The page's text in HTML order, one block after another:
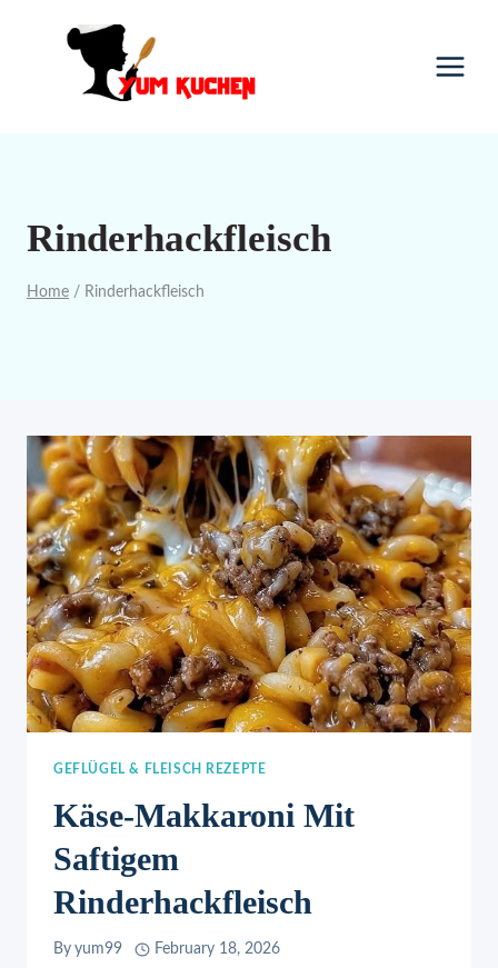
Rinderhackfleisch
Home / Rinderhackfleisch
GEFLÜGEL & FLEISCH REZEPTE
Käse-Makkaroni Mit
Saftigem
Rinderhackfleisch
By yum99 February 18, 2026